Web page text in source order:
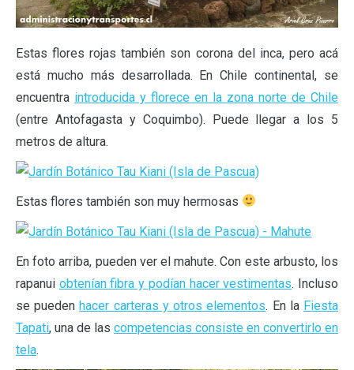
Estas flores rojas también son corona del inca, pero acá
está mucho más desarrollada. En Chile continental, se
encuentra introducida y florece en la zona norte de Chile
(entre Antofagasta y Coquimbo). Puede llegar a los 5
metros de altura.
Estas flores también son muy hermosas
En foto arriba, pueden ver el mahute. Con este arbusto, los
rapanui obtenían fibra y podían hacer vestimentas. Incluso
se puedenhacer carteras y otros elementos. En la Fiesta
Tapati, una de las competencias consiste en convertirlo en
tela.